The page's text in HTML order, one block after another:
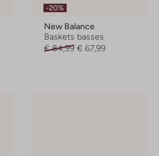
-20%
New Balance
Baskets basses
€ 84,99 € 67,99